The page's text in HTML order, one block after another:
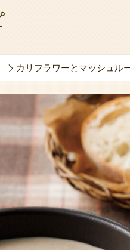
カリフラワーとマッシュル